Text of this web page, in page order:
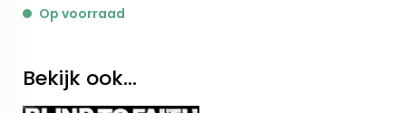
Op voorraad
Bekijk ook...